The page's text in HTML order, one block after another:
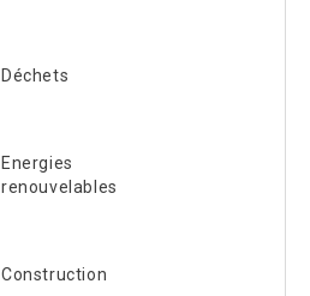
Déchets
Energies
renouvelables
Construction